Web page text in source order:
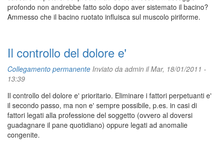
profondo non andrebbe fatto solo dopo aver sistemato il bacino?
Ammesso che il bacino ruotato influisca sul muscolo piriforme.
Il controllo del dolore e'
Collegamento permanente Inviato da admin il Mar, 18/01/2011 -
13:39
Il controllo del dolore e' prioritario. Eliminare i fattori perpetuanti e'
il secondo passo, ma non e' sempre possibile, p.es. in casi di
fattori legati alla professione del soggetto (ovvero al doversi
guadagnare il pane quotidiano) oppure legati ad anomalie
congenite.